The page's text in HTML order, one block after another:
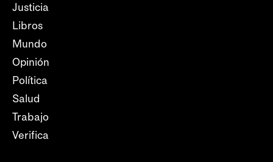
Justicia
Libros
Mundo
Opinión
Política
Salud
Trabajo
Verifica